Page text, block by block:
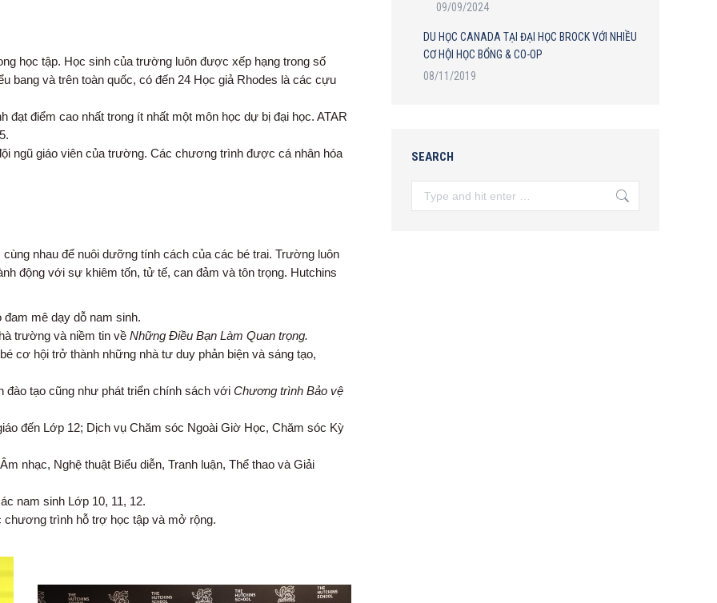
học tập. Học sinh của trường luôn được xếp hạng trong số
bang và trên toàn quốc, có đến 24 Học giả Rhodes là các cựu
đạt điểm cao nhất trong ít nhất một môn học dự bị đại học. ATAR
ngũ giáo viên của trường. Các chương trình được cá nhân hóa
nhau để nuôi dưỡng tính cách của các bé trai. Trường luôn
động với sự khiêm tốn, tử tế, can đảm và tôn trọng. Hutchins
mê dạy dỗ nam sinh.
trường và niềm tin về Những Điều Bạn Làm Quan trọng.
cơ hội trở thành những nhà tư duy phản biện và sáng tạo,
đào tạo cũng như phát triển chính sách với Chương trình Bảo vệ
đến Lớp 12; Dịch vụ Chăm sóc Ngoài Giờ Học, Chăm sóc Kỳ
nhạc, Nghệ thuật Biểu diễn, Tranh luận, Thể thao và Giải
nam sinh Lớp 10, 11, 12.
chương trình hỗ trợ học tập và mở rộng.
09/09/2024
DU HỌC CANADA TẠI ĐẠI HỌC BROCK VỚI NHIỀU
CƠ HỘI HỌC BỔNG & CO-OP
08/11/2019
SEARCH